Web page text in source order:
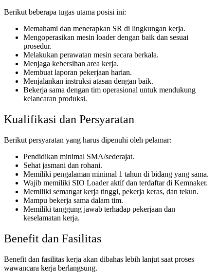
Berikut beberapa tugas utama posisi ini:
Memahami dan menerapkan SR di lingkungan kerja.
Mengoperasikan mesin loader dengan baik dan sesuai
prosedur.
Melakukan perawatan mesin secara berkala.
Menjaga kebersihan area kerja.
Membuat laporan pekerjaan harian.
Menjalankan instruksi atasan dengan baik.
Bekerja sama dengan tim operasional untuk mendukung
kelancaran produksi.
Kualifikasi dan Persyaratan
Berikut persyaratan yang harus dipenuhi oleh pelamar:
Pendidikan minimal SMA/sederajat.
Sehat jasmani dan rohani.
Memiliki pengalaman minimal 1 tahun di bidang yang sama.
Wajib memiliki SIO Loader aktif dan terdaftar di Kemnaker.
Memiliki semangat kerja tinggi, pekerja keras, dan tekun.
Mampu bekerja sama dalam tim.
Memiliki tanggung jawab terhadap pekerjaan dan
keselamatan kerja.
Benefit dan Fasilitas
Benefit dan fasilitas kerja akan dibahas lebih lanjut saat proses
wawancara kerja berlangsung.